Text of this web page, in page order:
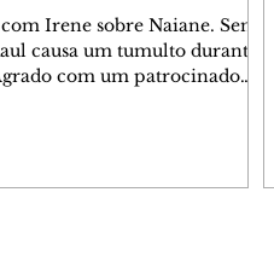
Irene sobre Naiane. Sem
causa um tumulto durante
com um patrocinador.